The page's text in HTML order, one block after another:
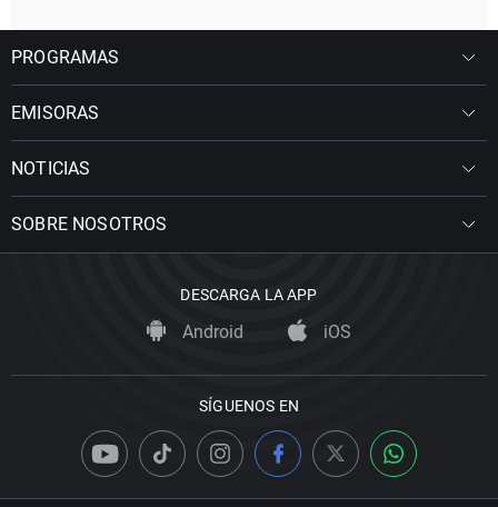
PROGRAMAS
EMISORAS
NOTICIAS
SOBRE NOSOTROS
DESCARGA LA APP
Android iOS
SÍGUENOS EN